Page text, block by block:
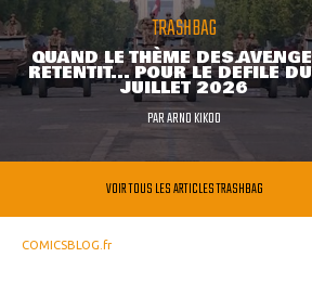
TRASHBAG
QUAND LE THÈME DES
RETENTIT... POUR LE DÉFILÉ
JUILLET 2026
PARARNO KIKOO
VOIR TOUS LES ARTICLES TRASHBAG
COMICSBLOG.fr